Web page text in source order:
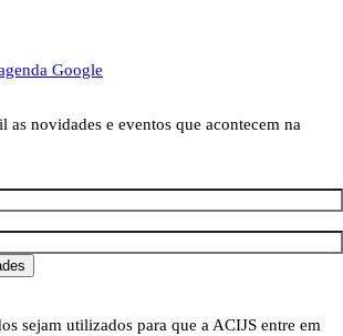
Google
as novidades e eventos que acontecem na
sejam utilizados para que a ACIJS entre em